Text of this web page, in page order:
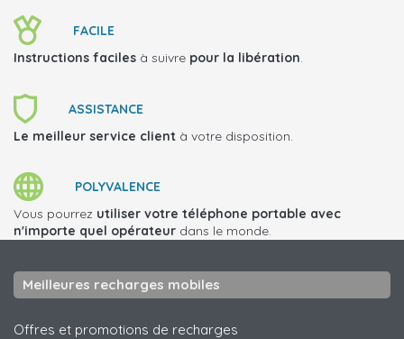
FACILE
Instructions faciles à suivre pour la libération.
ASSISTANCE
Le meilleur service client à votre disposition.
POLYVALENCE
Vous pourrez utiliser votre téléphone portable avec
n'importe quel opérateur dans le monde.
Meilleures recharges mobiles
Offres et promotions de recharges